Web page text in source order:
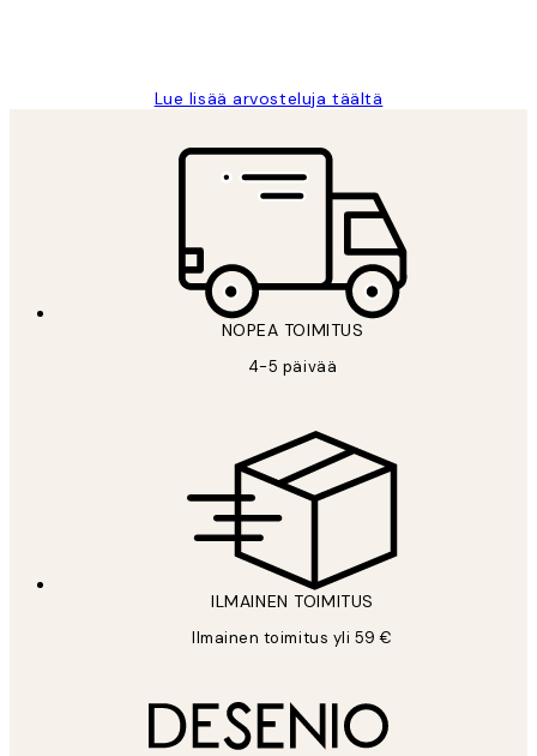
Lue lisää arvosteluja täältä
NOPEA TOIMITUS
4-5 päivää
ILMAINEN TOIMITUS
Ilmainen toimitus yli 59 €